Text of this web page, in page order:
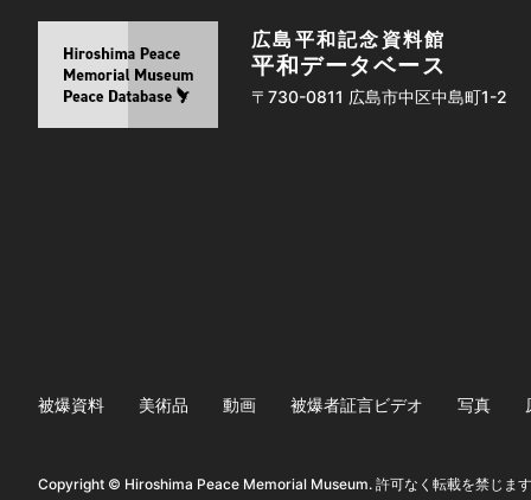
広島平和記念資料館
平和データベース
〒730-0811 広島市中区中島町1-2
被爆資料 美術品 動画 被爆者証言ビデオ 写真
Copyright © Hiroshima Peace Memorial Museum. 許可なく転載を禁じま